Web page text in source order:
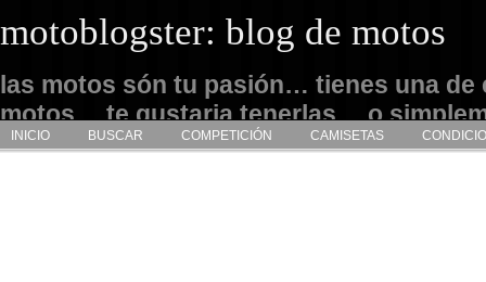
motoblogster: blog de motos
las motos són tu pasión… tienes una de
motos… te gustaria tenerlas… o
admirarlas… este es tu sitio
INICIO BUSCAR COMPETICIÓN CAMISETAS